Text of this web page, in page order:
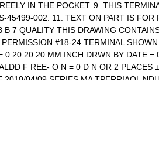
IN THE POCKET. 9. THIS
45499-002. 11. TEXT ON PART IS FOR
7 QUALITY THIS DRAWING
#18-24 TERMINAL
0 20 20 20 MM INCH DRWN BY DATE
F REE- O N = 0 D N OR 2
2010/04/09 SERIES MA TPERRIAOL